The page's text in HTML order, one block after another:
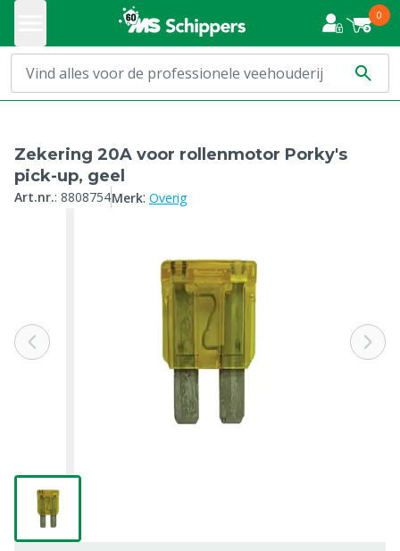
0
Zekering 20A voor rollenmotor Porky's
pick-up, geel
Art.nr.: 8808754Merk: Overig